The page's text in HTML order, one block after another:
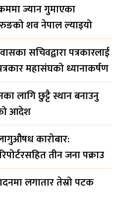
ज्यान गुमाएका
शव नेपाल ल्याइयो
सचिवद्वारा पत्रकारलाई
महासंघको ध्यानाकर्षण
लागि छुट्टै स्थान बनाउनु
आदेश
कारोबार:
तीन जना पक्राउ
लगातार तेस्रो पटक